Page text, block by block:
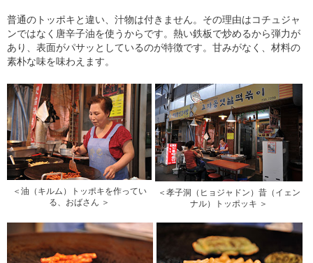
普通のトッポキと違い、汁物は付きません。その理由はコチュジャ
ンではなく唐辛子油を使うからです。熱い鉄板で炒めるから弾力が
あり、表面がパサッとしているのが特徴です。甘みがなく、材料の
素朴な味を味わえます。
＜油（キルム）トッポキを作ってい
る、おばさん ＞
＜孝子洞（ヒョジャドン）昔（イェン
ナル）トッポッキ ＞